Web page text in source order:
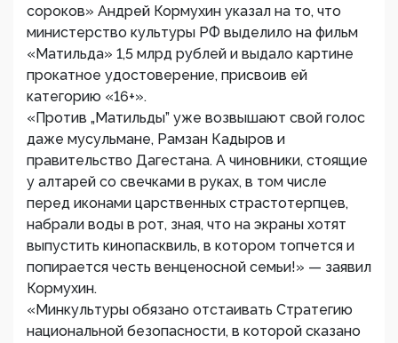
сороков» Андрей Кормухин указал на то, что
министерство культуры РФ выделило на фильм
«Матильда» 1,5 млрд рублей и выдало картине
прокатное удостоверение, присвоив ей
категорию «16+».
«Против „Матильды” уже возвышают свой голос
даже мусульмане, Рамзан Кадыров и
правительство Дагестана. А чиновники, стоящие
у алтарей со свечками в руках, в том числе
перед иконами царственных страстотерпцев,
набрали воды в рот, зная, что на экраны хотят
выпустить кинопасквиль, в котором топчется и
попирается честь венценосной семьи!» — заявил
Кормухин.
«Минкультуры обязано отстаивать Стратегию
национальной безопасности, в которой сказано